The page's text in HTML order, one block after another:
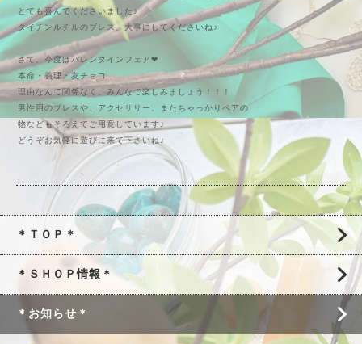
とても喜んでくださいました♪
タイチンルチルのブレス、大事にしてくださいね♪
さて、今度はバレンタインフェア❤
本命・義理・友チョコ
理由なんて関係なく、みんなで楽しみましょう！！！
男性用のブレスや、アクセサリー、またちゃっかりペアの
物などもそろえてご用意しています♪
どうぞお気軽に遊びに来て下さいね♪
＊ＴＯＰ＊
＊ＳＨＯＰ情報＊
＊お知らせ＊